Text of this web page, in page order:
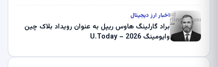
اخبار ارز دیجیتال
براد گارلینگ هاوس ریپل به عنوان رویداد بلاک چین
وایومینگ 2026 – U.Today